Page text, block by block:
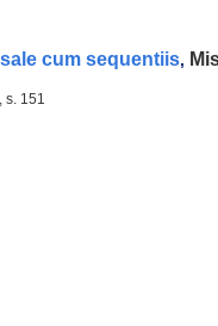
cum sequentiis,
s. 151